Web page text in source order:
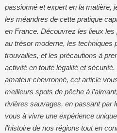
passionné et expert en la matière,
les méandres de cette pratique
en France. Découvrez les lieux
au trésor moderne, les techniques
trouvailles, et les précautions à
activité en toute légalité et
amateur chevronné, cet article
meilleurs spots de pêche à
rivières sauvages, en passant par
vous à vivre une expérience
l’histoire de nos régions tout en